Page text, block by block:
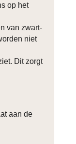
op het
van zwart-
niet
Dit zorgt
aan de